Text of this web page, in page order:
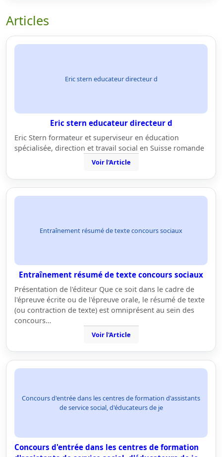
Articles
Eric stern educateur directeur d
Eric stern educateur directeur d
Eric Stern formateur et superviseur en éducation
spécialisée, direction et travail social en Suisse romande
Voir l'Article
Entraînement résumé de texte concours sociaux
Entraînement résumé de texte concours sociaux
Présentation de l'éditeur Que ce soit dans le cadre de
l'épreuve écrite ou de l'épreuve orale, le résumé de texte
(ou contraction de texte) est omniprésent au sein des
concours…
Voir l'Article
Concours d'entrée dans les centres de formation d'assistants
de service social, d'éducateurs de je
Concours d'entrée dans les centres de formation